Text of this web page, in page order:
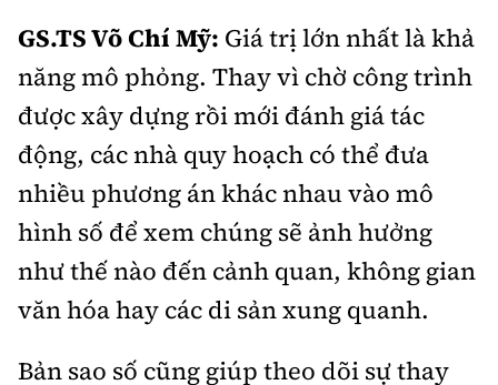
GS.TS Võ Chí Mỹ: Giá trị lớn nhất là khả
năng mô phỏng. Thay vì chờ công trình
được xây dựng rồi mới đánh giá tác
động, các nhà quy hoạch có thể đưa
nhiều phương án khác nhau vào mô
hình số để xem chúng sẽ ảnh hưởng
như thế nào đến cảnh quan, không gian
văn hóa hay các di sản xung quanh.
Bản sao số cũng giúp theo dõi sự thay